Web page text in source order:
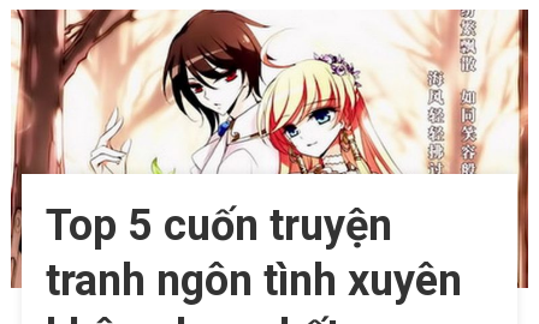
Top 5 cuốn truyện
tranh ngôn tình xuyên